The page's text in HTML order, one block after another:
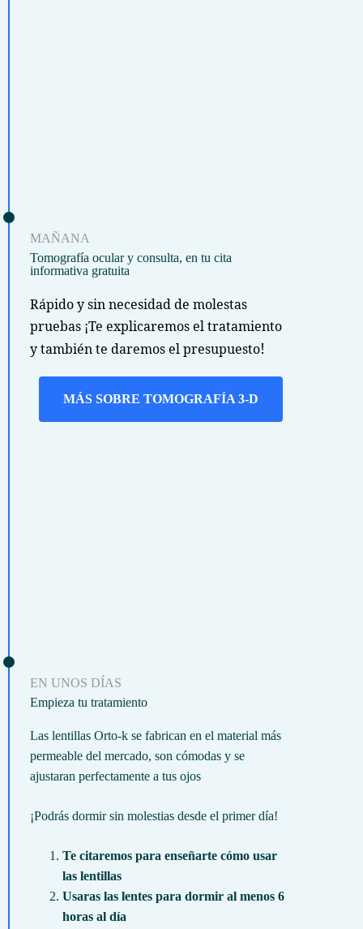
MAÑANA
Tomografía ocular y consulta, en tu cita
informativa gratuita
Rápido y sin necesidad de molestas
pruebas ¡Te explicaremos el tratamiento
y también te daremos el presupuesto!
MÁS SOBRE TOMOGRAFÍA 3-D
EN UNOS DÍAS
Empieza tu tratamiento
Las lentillas Orto-k se fabrican en el material más
permeable del mercado, son cómodas y se
ajustaran perfectamente a tus ojos
¡Podrás dormir sin molestias desde el primer día!
Te citaremos para enseñarte cómo usar
las lentillas
Usaras las lentes para dormir al menos 6
horas al día